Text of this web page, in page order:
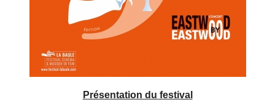
Présentation du festival